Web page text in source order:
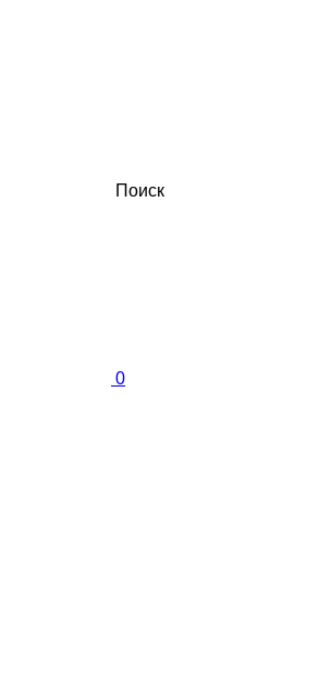
Поиск
0